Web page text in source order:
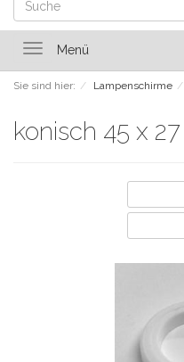
ToggleMenü
Sie sind hier: Lampenschirme
konisch 45 x 27